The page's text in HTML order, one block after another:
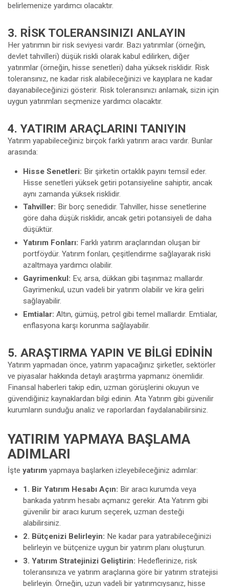
belirlemenize yardımcı olacaktır.
3. RISK TOLERANSINIZI ANLAYIN
Her yatırımın bir risk seviyesi vardır. Bazı yatırımlar (örneğin,
devlet tahvilleri) düşük riskli olarak kabul edilirken, diğer
yatırımlar (örneğin, hisse senetleri) daha yüksek risklidir. Risk
toleransınız, ne kadar risk alabileceğinizi ve kayıplara ne kadar
dayanabileceğinizi gösterir. Risk toleransınızı anlamak, sizin için
uygun yatırımları seçmenize yardımcı olacaktır.
4. YATIRIM ARAÇLARINI TANIYIN
Yatırım yapabileceğiniz birçok farklı yatırım aracı vardır. Bunlar
arasında:
Hisse Senetleri: Bir şirketin ortaklık payını temsil eder.
Hisse senetleri yüksek getiri potansiyeline sahiptir, ancak
aynı zamanda yüksek risklidir.
Tahviller: Bir borç senedidir. Tahviller, hisse senetlerine
göre daha düşük risklidir, ancak getiri potansiyeli de daha
düşüktür.
Yatırım Fonları: Farklı yatırım araçlarından oluşan bir
portföydür. Yatırım fonları, çeşitlendirme sağlayarak riski
azaltmaya yardımcı olabilir.
Gayrimenkul: Ev, arsa, dükkan gibi taşınmaz mallardır.
Gayrimenkul, uzun vadeli bir yatırım olabilir ve kira geliri
sağlayabilir.
Emtialar: Altın, gümüş, petrol gibi temel mallardır. Emtialar,
enflasyona karşı korunma sağlayabilir.
5. ARAŞTIRMA YAPIN VE BILGI EDININ
Yatırım yapmadan önce, yatırım yapacağınız şirketler, sektörler
ve piyasalar hakkında detaylı araştırma yapmanız önemlidir.
Finansal haberleri takip edin, uzman görüşlerini okuyun ve
güvendiğiniz kaynaklardan bilgi edinin. Ata Yatırım gibi güvenilir
kurumların sunduğu analiz ve raporlardan faydalanabilirsiniz.
YATIRIM YAPMAYA BAŞLAMA
ADIMLARI
İşte yatırım yapmaya başlarken izleyebileceğiniz adımlar:
1. Bir Yatırım Hesabı Açın: Bir aracı kurumda veya
bankada yatırım hesabı açmanız gerekir. Ata Yatırım gibi
güvenilir bir aracı kurum seçerek, uzman desteği
alabilirsiniz.
2. Bütçenizi Belirleyin: Ne kadar para yatırabileceğinizi
belirleyin ve bütçenize uygun bir yatırım planı oluşturun.
3. Yatırım Stratejinizi Geliştirin: Hedeflerinize, risk
toleransınıza ve yatırım araçlarına göre bir yatırım stratejisi
belirleyin. Örneğin, uzun vadeli bir yatırımcıysanız, hisse